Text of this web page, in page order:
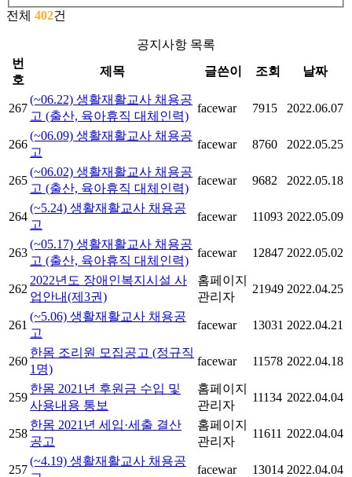
전체 402건
공지사항 목록
번
호
제목 글쓴이 조회 날짜
267
(~06.22) 생활재활교사 채용공
고 (출산, 육아휴직 대체인력)
facewar 7915 2022.06.07
266
(~06.09) 생활재활교사 채용공
고
facewar 8760 2022.05.25
265
(~06.02) 생활재활교사 채용공
고 (출산, 육아휴직 대체인력)
facewar 9682 2022.05.18
264
(~5.24) 생활재활교사 채용공
고
facewar 11093 2022.05.09
263
(~05.17) 생활재활교사 채용공
고 (출산, 육아휴직 대체인력)
facewar 12847 2022.05.02
262
2022년도 장애인복지시설 사
업안내(제3권)
홈페이지
관리자
21949 2022.04.25
261
(~5.06) 생활재활교사 채용공
고
facewar 13031 2022.04.21
260
한몸 조리원 모집공고 (정규직
1명)
facewar 11578 2022.04.18
259
한몸 2021년 후원금 수입 및
사용내용 통보
홈페이지
관리자
11134 2022.04.04
258
한몸 2021년 세입·세출 결산
공고
홈페이지
관리자
11611 2022.04.04
257
(~4.19) 생활재활교사 채용공
facewar 13014 2022.04.04